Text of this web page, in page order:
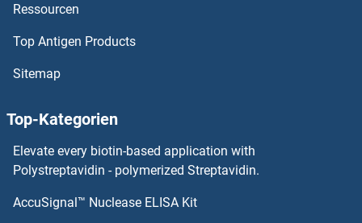
BCO2 Antikörper
BCL9 Antikörper
Bestrophin 2 Antikörper
Ressourcen
Top Antigen Products
Sitemap
Top-Kategorien
Elevate every biotin-based application with
Polystreptavidin - polymerized Streptavidin.
AccuSignal™ Nuclease ELISA Kit